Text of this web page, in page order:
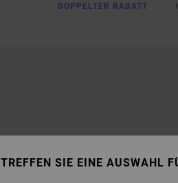
DOPPELTER RABATT
TREFFEN SIE EINE AUSWAHL